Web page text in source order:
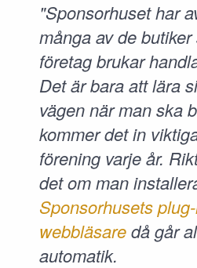
"Sponsorhuset har
många av de
företag brukar
Det är bara att lära
vägen när man ska
kommer det in
förening varje år.
det om man
Sponsorhusets
webbläsaredå går
automatik.